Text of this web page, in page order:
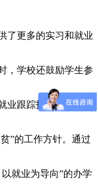
了更多的实习和就业
，学校还鼓励学生参
业跟踪指导服务体
”的工作方针。通过
就业为导向”的办学